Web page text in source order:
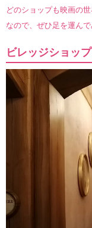
どのショップも映画の
なので、ぜひ足を運ん
ビレッジショッ